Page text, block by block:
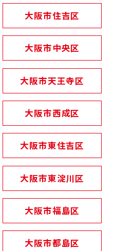
大阪市住吉区
大阪市中央区
大阪市天王寺区
大阪市西成区
大阪市東住吉区
大阪市東淀川区
大阪市福島区
大阪市都島区